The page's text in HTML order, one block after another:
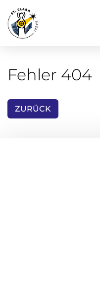
Fehler 404
ZURÜCK